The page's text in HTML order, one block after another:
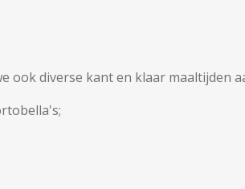
ook diverse kant en klaar maaltijden